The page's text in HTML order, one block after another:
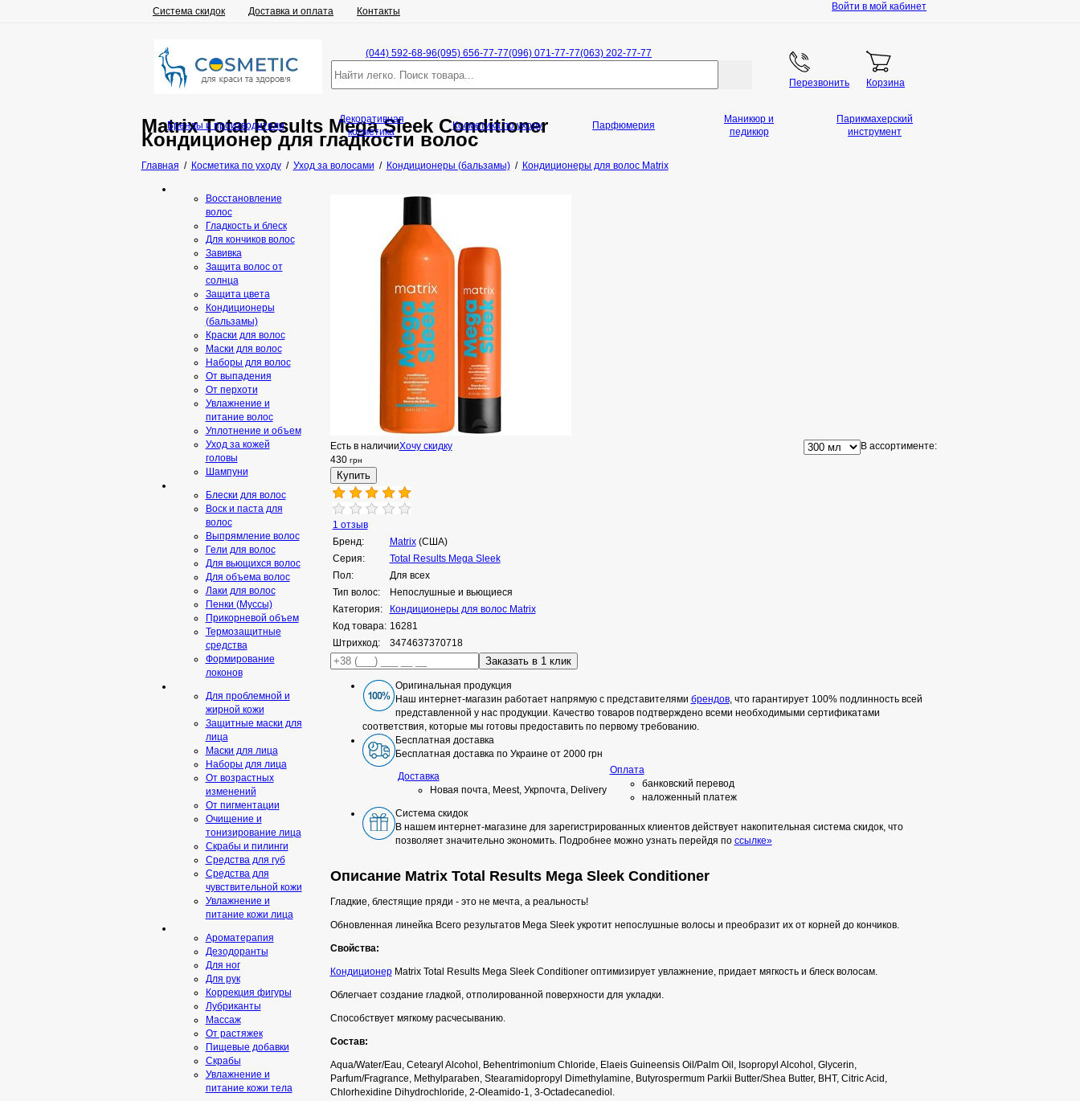
Система скидок Доставка и оплата Контакты Войти в мой кабинет
(044) 592-68-96(095) 656-77-77(096) 071-77-77(063) 202-77-77
Перезвонить Корзина
Matrix Total Results Mega Sleek Conditioner
Кондиционер для гладкости волос
Главная / Косметика по уходу/ Уход за волосами / Кондиционеры (бальзамы)/ Кондиционеры для волос Matrix
Хочу скидку В ассортименте:
Есть в наличии
430 грн
1 отзыв
Бренд:
Matrix(США)
Серия:
Total Results Mega Sleek
Пол:
Для всех
Тип волос:
Непослушные и вьющиеся
Категория:
Кондиционеры для волос Matrix
Код товара: 16281
Штрихкод:
3474637370718
Оригинальная продукция
Наш интернет-магазин работает напрямую с представителями брендов, что гарантирует 100% подлинность всей
представленной у нас продукции. Качество товаров подтверждено всеми необходимыми сертификатами
соответствия, которые мы готовы предоставить по первому требованию.
Бесплатная доставка
Бесплатная доставка по Украине от 2000 грн
Доставка
Новая почта, Meest, Укрпочта, Delivery
Оплата
банковский перевод
наложенный платеж
Система скидок
В нашем интернет-магазине для зарегистрированных клиентов действует накопительная система скидок, что
позволяет значительно экономить. Подробнее можно узнать перейдя по ссылке»
Описание Matrix Total Results Mega Sleek Conditioner
Гладкие, блестящие пряди - это не мечта, а реальность!
Обновленная линейка Всего результатов Mega Sleek укротит непослушные волосы и преобразит их от корней до кончиков.
Свойства:
КондиционерMatrix Total Results Mega Sleek Conditioner оптимизирует увлажнение, придает мягкость и блеск волосам.
Облегчает создание гладкой, отполированной поверхности для укладки.
Способствует мягкому расчесыванию.
Состав:
Aqua/Water/Eau, Cetearyl Alcohol, Behentrimonium Chloride, Elaeis Guineensis Oil/Palm Oil, Isopropyl Alcohol, Glycerin,
Parfum/Fragrance, Methylparaben, Stearamidopropyl Dimethylamine, Butyrospermum Parkii Butter/Shea Butter, BHT, Citric Acid,
Chlorhexidine Dihydrochloride, 2-Oleamido-1, 3-Octadecanediol.
Бренды и производители
Декоративная
косметика
Косметика по уходу Парфюмерия
Маникюр и
педикюр
Парикмахерский
инструмент
Восстановление
волос
Гладкость и блеск
Для кончиков волос
Завивка
Защита волос от
солнца
Защита цвета
Кондиционеры
(бальзамы)
Краски для волос
Маски для волос
Наборы для волос
От выпадения
От перхоти
Увлажнение и
питание волос
Уплотнение и объем
Уход за кожей
головы
Шампуни
Блески для волос
Воск и паста для
волос
Выпрямление волос
Гели для волос
Для вьющихся волос
Для объема волос
Лаки для волос
Пенки (Муссы)
Прикорневой объем
Термозащитные
средства
Формирование
локонов
Для проблемной и
жирной кожи
Защитные маски для
лица
Маски для лица
Наборы для лица
От возрастных
изменений
От пигментации
Очищение и
тонизирование лица
Скрабы и пилинги
Средcтва для губ
Средства для
чувствительной кожи
Увлажнение и
питание кожи лица
Ароматерапия
Дезодоранты
Для ног
Для рук
Коррекция фигуры
Лубриканты
Массаж
От растяжек
Пищевые добавки
Скрaбы
Увлажнение и
питание кожи тела